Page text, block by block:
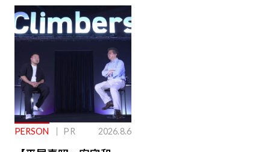
ジ会員特典あり】
PERSON PR 2026.8.6